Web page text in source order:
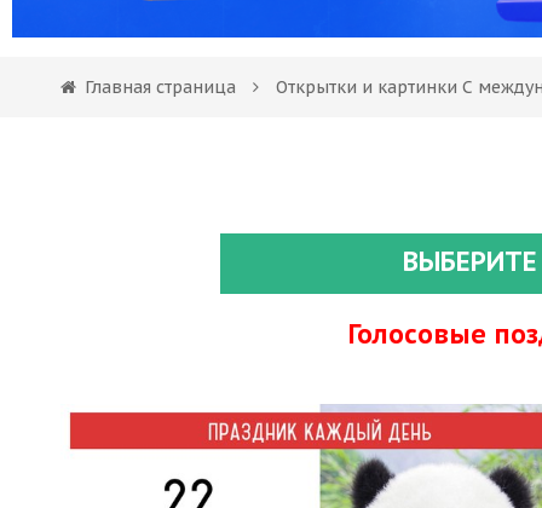
Главная страница Открытки и картинки С
Голосовые